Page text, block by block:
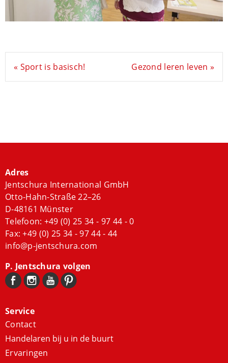
« Sport is basisch! Gezond leren leven »
Adres
Jentschura International GmbH
Otto-Hahn-Straße 22–26
D-48161 Münster
Telefoon: +49 (0) 25 34 - 97 44 - 0
Fax: +49 (0) 25 34 - 97 44 - 44
info@p-jentschura.com
P. Jentschura volgen
Service
Contact
Handelaren bij u in de buurt
Ervaringen